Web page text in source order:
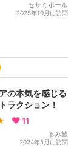
セサミボール
2025年10月に訪問
の本気を感じる
ラクション！
11
るみ旅
2024年5月に訪問